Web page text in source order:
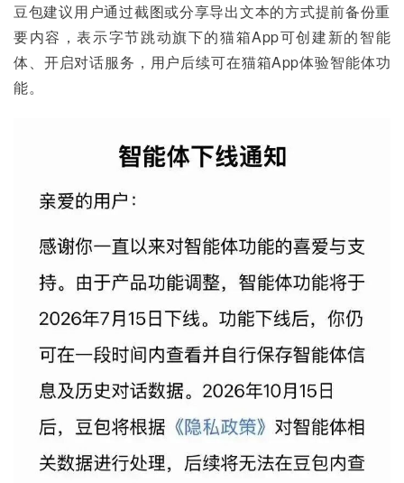
豆包建议用户通过截图或分享导出文本的方式提前备份重
要内容，表示字节跳动旗下的猫箱App可创建新的智能
体、开启对话服务，用户后续可在猫箱App体验智能体功
能。